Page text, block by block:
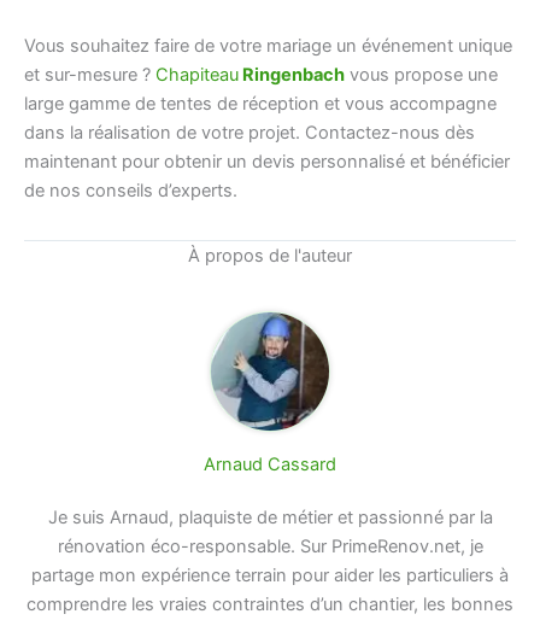
Vous souhaitez faire de votre mariage un événement unique
et sur-mesure ? Chapiteau Ringenbach vous propose une
large gamme de tentes de réception et vous accompagne
dans la réalisation de votre projet. Contactez-nous dès
maintenant pour obtenir un devis personnalisé et bénéficier
de nos conseils d’experts.
À propos de l'auteur
Arnaud Cassard
Je suis Arnaud, plaquiste de métier et passionné par la
rénovation éco-responsable. Sur PrimeRenov.net, je
partage mon expérience terrain pour aider les particuliers à
comprendre les vraies contraintes d’un chantier, les bonnes